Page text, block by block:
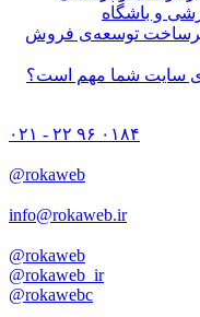
و باشگاه
توسعه‌ی فروش
۰۲۱ - ۲۲ ۹۶ ۰۱۸۴
@rokaweb
info@rokaweb.ir
@rokaweb
@rokaweb_ir
@rokawebc